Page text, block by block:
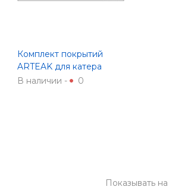
Комплект покрытий
ARTEAK для катера
Beneteau Antares 7.8
В наличии - 0
Показывать